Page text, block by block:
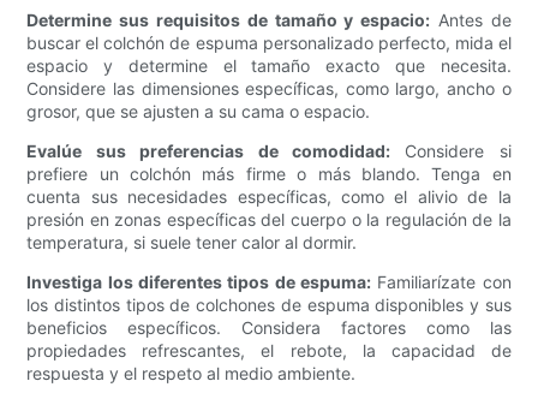
Determine sus requisitos de tamaño y espacio: Antes de
buscar el colchón de espuma personalizado perfecto, mida el
espacio y determine el tamaño exacto que necesita.
Considere las dimensiones específicas, como largo, ancho o
grosor, que se ajusten a su cama o espacio.
Evalúe sus preferencias de comodidad:Considere si
prefiere un colchón más firme o más blando. Tenga en
cuenta sus necesidades específicas, como el alivio de la
presión en zonas específicas del cuerpo o la regulación de la
temperatura, si suele tener calor al dormir.
Investiga los diferentes tipos de espuma:Familiarízate con
los distintos tipos de colchones de espuma disponibles y sus
beneficios específicos. Considera factores como las
propiedades refrescantes, el rebote, la capacidad de
respuesta y el respeto al medio ambiente.